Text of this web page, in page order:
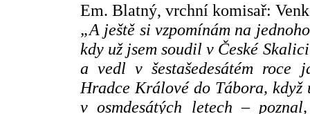
Em. Blatný, vrchní komisař:
„A ještě si vzpomínám na
kdy už jsem soudil v České
a vedl v šestašedesátém roce
Hradce Králové do Tábora,
v osmdesátých letech –